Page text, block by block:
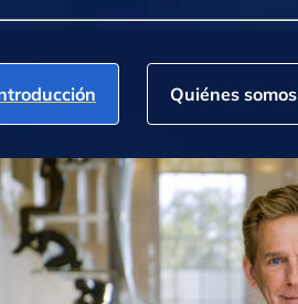
Quiénes somos